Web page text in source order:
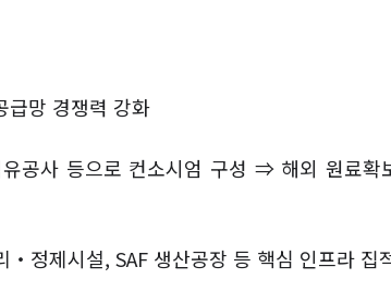
급망 경쟁력 강화
공사 등으로 컨소시엄 구성 ⇒ 해외 원료확
‧ 정제시설, SAF 생산공장 등 핵심 인프라 집